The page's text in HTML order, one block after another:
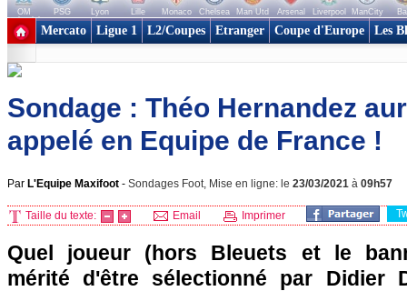
OM PSG Lyon Lille Monaco Chelsea Man Utd Arsenal Liverpool ManCity
+ de clubs
Mercato Ligue 1 L2/Coupes Etranger Coupe d'Europe Les
Sondage : Théo Hernandez
appelé en Equipe de France !
Par L'Equipe Maxifoot - Sondages Foot, Mise en ligne: le 23/03/2021 à 09h57
Taille du texte: Email Imprimer
Quel joueur (hors Bleuets et le
mérité d'être sélectionné par Didier